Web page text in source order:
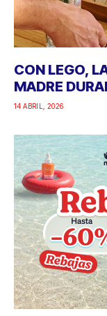
CON LEGO,
MADRE
14 ABRIL, 2026